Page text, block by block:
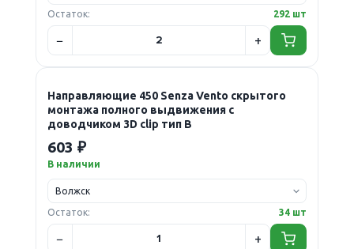
Остаток: 292 шт
Направляющие 450 Senza Vento скрытого
монтажа полного выдвижения с
доводчиком 3D clip тип В
603 ₽
В наличии
Остаток: 34 шт